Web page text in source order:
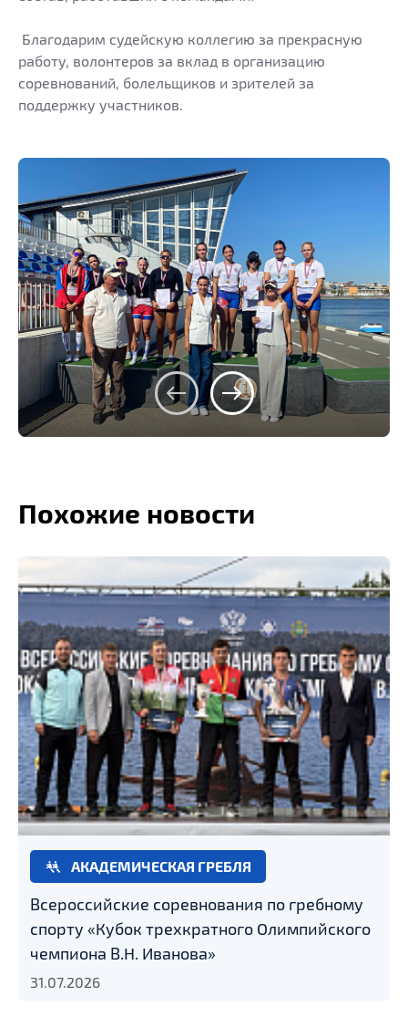
Благодарим судейскую коллегию за прекрасную
работу, волонтеров за вклад в организацию
соревнований, болельщиков и зрителей за
поддержку участников.
Похожие новости
АКАДЕМИЧЕСКАЯ ГРЕБЛЯ
Всероссийские соревнования по гребному
спорту «Кубок трехкратного Олимпийского
чемпиона В.Н. Иванова»
31.07.2026